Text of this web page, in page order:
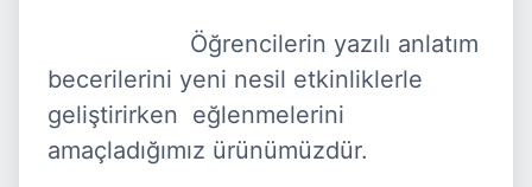
becerilerini yeni nesil etkinliklerle
geliştirirken  eğlenmelerini
amaçladığımız ürünümüzdür.